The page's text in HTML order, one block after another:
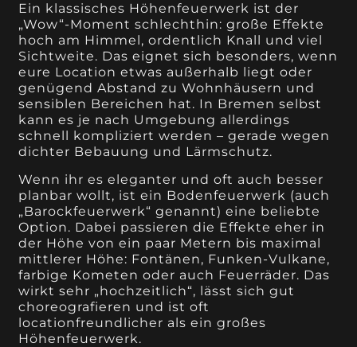
Ein klassisches Höhenfeuerwerk ist der
„Wow“-Moment schlechthin: große Effekte
hoch am Himmel, ordentlich Knall und viel
Sichtweite. Das eignet sich besonders, wenn
eure Location etwas außerhalb liegt oder
genügend Abstand zu Wohnhäusern und
sensiblen Bereichen hat. In Bremen selbst
kann es je nach Umgebung allerdings
schnell kompliziert werden – gerade wegen
dichter Bebauung und Lärmschutz.
Wenn ihr es eleganter und oft auch besser
planbar wollt, ist ein Bodenfeuerwerk (auch
„Barockfeuerwerk“ genannt) eine beliebte
Option. Dabei passieren die Effekte eher in
der Höhe von ein paar Metern bis maximal
mittlerer Höhe: Fontänen, Funken-Vulkane,
farbige Kometen oder auch Feuerräder. Das
wirkt sehr „hochzeitlich“, lässt sich gut
choreografieren und ist oft
locationfreundlicher als ein großes
Höhenfeuerwerk.